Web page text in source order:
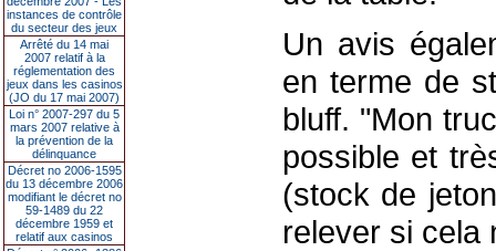
instances de contrôle
du secteur des jeux
Arrêté du 14 mai
2007 relatif à la
réglementation des
jeux dans les casinos
(JO du 17 mai 2007)
Loi n° 2007-297 du 5
mars 2007 relative à
la prévention de la
délinquance
Décret no 2006-1595
du 13 décembre 2006
modifiant le décret no
59-1489 du 22
décembre 1959 et
relatif aux casinos
Un avis
en terme de
bluff. "Mon
possible et
(stock de
relever si cela